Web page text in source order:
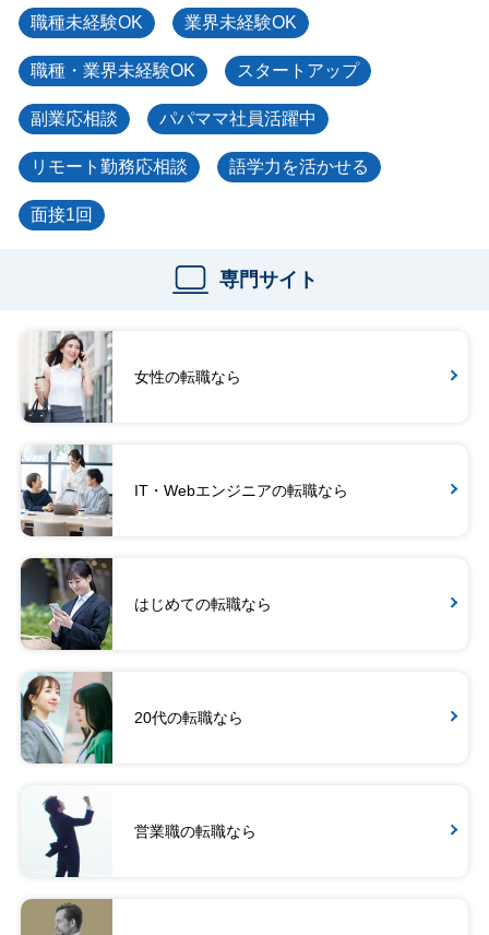
職種未経験OK 業界未経験OK
職種・業界未経験OK スタートアップ
副業応相談 パパママ社員活躍中
リモート勤務応相談 語学力を活かせる
面接1回
専門サイト
女性の転職なら
IT・Webエンジニアの転職なら
はじめての転職なら
20代の転職なら
営業職の転職なら